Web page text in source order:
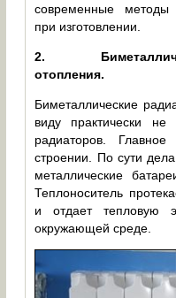
современные методы
при изготовлении.
2.
отопления.
Биметаллические
виду практически
радиаторов.
строении. По сути
металлические
Теплоноситель
и отдает тепловую
окружающей среде.